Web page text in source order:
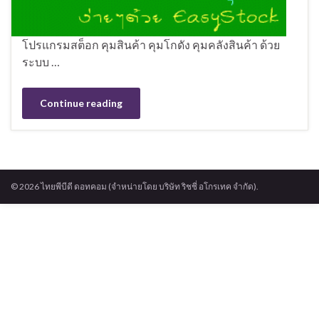
โปรแกรมสต็อก คุมสินค้า คุมโกดัง คุมคลังสินค้า ด้วย
ระบบ …
Continue reading
© 2026 ไทยพีบีดี ดอทคอม (จำหน่ายโดย บริษัท ริชชี่ อโกรเทค จำกัด).